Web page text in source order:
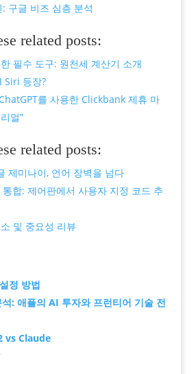
구글 비즈 심층 분석
related posts:
필수 도구: 원천세 계산기 소개
Siri 등장?
를 사용한 Clickbank 제휴 마
얼”
related posts:
제미나이, 언어 장벽을 넘다
합: 제어판에서 사용자 지정 코드 추
및 중요성 리뷰
정 방법
: 애플의 AI 투자와 프런티어 기술 전
vs Claude